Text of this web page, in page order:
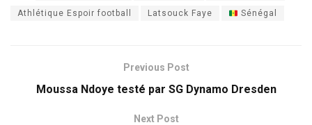
Athlétique Espoir football Latsouck Faye Sénégal
Previous Post
Moussa Ndoye testé par SG Dynamo Dresden
Next Post